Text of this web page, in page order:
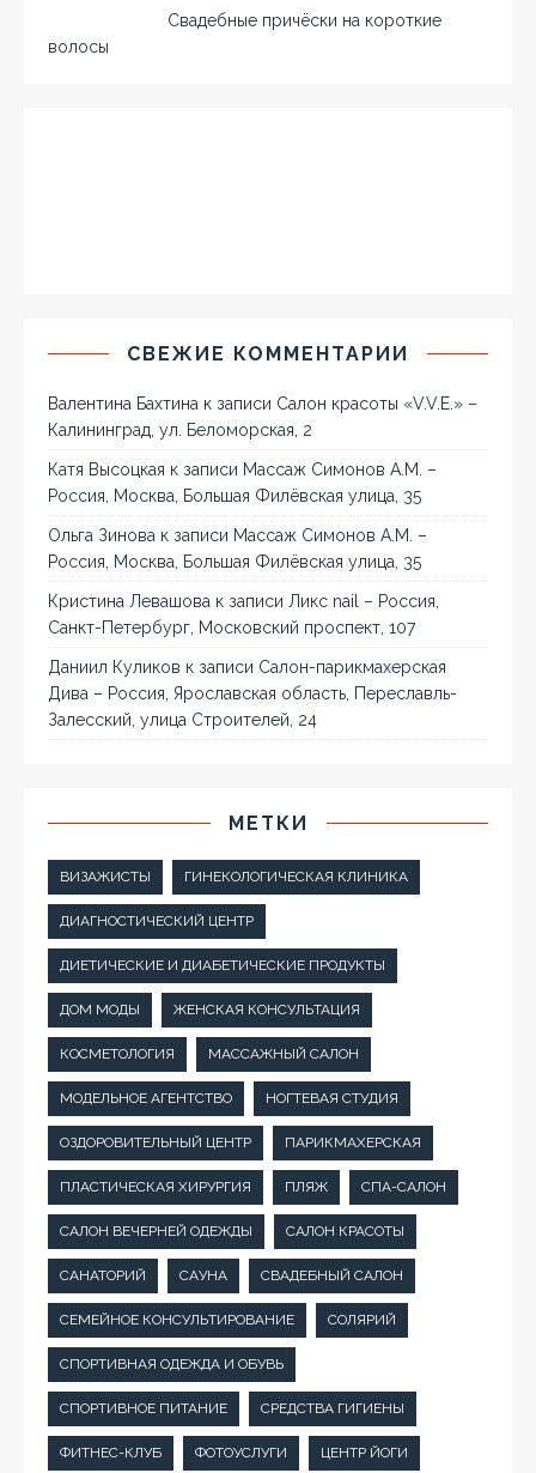
Свадебные причёски на короткие
волосы
СВЕЖИЕ КОММЕНТАРИИ
Валентина Бахтина к записи Салон красоты «V.V.E.» –
Калининград, ул. Беломорская, 2
Катя Высоцкая к записи Массаж Симонов А.М. –
Россия, Москва, Большая Филёвская улица, 35
Ольга Зинова к записи Массаж Симонов А.М. –
Россия, Москва, Большая Филёвская улица, 35
Кристина Левашова к записи Ликс nail – Россия,
Санкт-Петербург, Московский проспект, 107
Даниил Куликов к записи Салон-парикмахерская
Дива – Россия, Ярославская область, Переславль-
Залесский, улица Строителей, 24
МЕТКИ
ВИЗАЖИСТЫ ГИНЕКОЛОГИЧЕСКАЯ КЛИНИКА
ДИАГНОСТИЧЕСКИЙ ЦЕНТР
ДИЕТИЧЕСКИЕ И ДИАБЕТИЧЕСКИЕ ПРОДУКТЫ
ДОМ МОДЫ ЖЕНСКАЯ КОНСУЛЬТАЦИЯ
КОСМЕТОЛОГИЯ МАССАЖНЫЙ САЛОН
МОДЕЛЬНОЕ АГЕНТСТВО НОГТЕВАЯ СТУДИЯ
ОЗДОРОВИТЕЛЬНЫЙ ЦЕНТР ПАРИКМАХЕРСКАЯ
ПЛАСТИЧЕСКАЯ ХИРУРГИЯ ПЛЯЖ СПА-САЛОН
САЛОН ВЕЧЕРНЕЙ ОДЕЖДЫ САЛОН КРАСОТЫ
САНАТОРИЙ САУНА СВАДЕБНЫЙ САЛОН
СЕМЕЙНОЕ КОНСУЛЬТИРОВАНИЕ СОЛЯРИЙ
СПОРТИВНАЯ ОДЕЖДА И ОБУВЬ
СПОРТИВНОЕ ПИТАНИЕ СРЕДСТВА ГИГИЕНЫ
ФИТНЕС-КЛУБ ФОТОУСЛУГИ ЦЕНТР ЙОГИ